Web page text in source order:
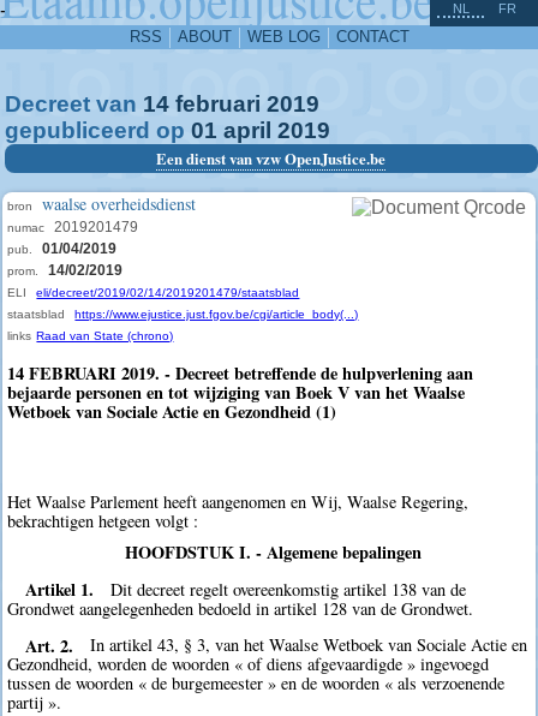
-
RSS ABOUT WEB LOG CONTACT
NL FR
Decreet van 14 februari 2019
gepubliceerd op 01 april 2019
Een dienst van vzw OpenJustice.be
bron waalse overheidsdienst
numac 2019201479
pub. 01/04/2019
prom. 14/02/2019
ELI
eli/decreet/2019/02/14/2019201479/staatsblad
staatsblad
https://www.ejustice.just.fgov.be/cgi/article_body(...)
links Raad van State (chrono)
14 FEBRUARI 2019. - Decreet betreffende de hulpverlening aan
bejaarde personen en tot wijziging van Boek V van het Waalse
Wetboek van Sociale Actie en Gezondheid (1)
Het Waalse Parlement heeft aangenomen en Wij, Waalse Regering,
bekrachtigen hetgeen volgt :
HOOFDSTUK I. - Algemene bepalingen
Artikel 1.
Dit decreet regelt overeenkomstig artikel 138 van de
Grondwet aangelegenheden bedoeld in artikel 128 van de Grondwet.
Art. 2.
In artikel 43, § 3, van het Waalse Wetboek van Sociale Actie en
Gezondheid, worden de woorden « of diens afgevaardigde » ingevoegd
tussen de woorden « de burgemeester » en de woorden « als verzoenende
partij ».
^